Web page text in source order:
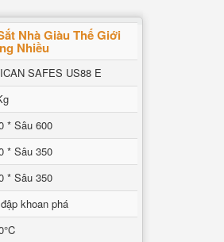
Nhà Giàu Thế Giới
Nhiều
SAFES US88 E
* Sâu 600
* Sâu 350
* Sâu 350
khoan phá